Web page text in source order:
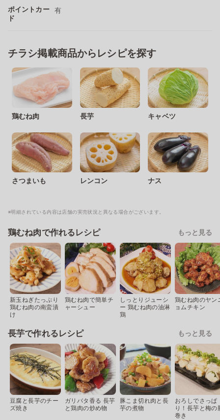
ポイントカー
ド
有
チラシ掲載商品からレシピを探す
鶏むね肉 長芋 キャベツ
さつまいも レンコン ナス
※明細されている内容は店舗の実売状況と異なる場合がございます。
鶏むね肉で作れるレシピ もっと見る
新玉ねぎたっぷり
鶏むね肉の南蛮漬
け
鶏むね肉で簡単チ
ャーシュー
しっとりジューシ
ー 鶏むね肉の油淋
鶏
鶏むね肉のヤン
ョムチキン
長芋で作れるレシピ もっと見る
豆腐と長芋のチー
ズ焼き
ガリバタ香る 長芋
と鶏肉の炒め物
豚こま切れ肉と長
芋の煮物
おろしでさっぱ
り！長芋と梅の
巻き